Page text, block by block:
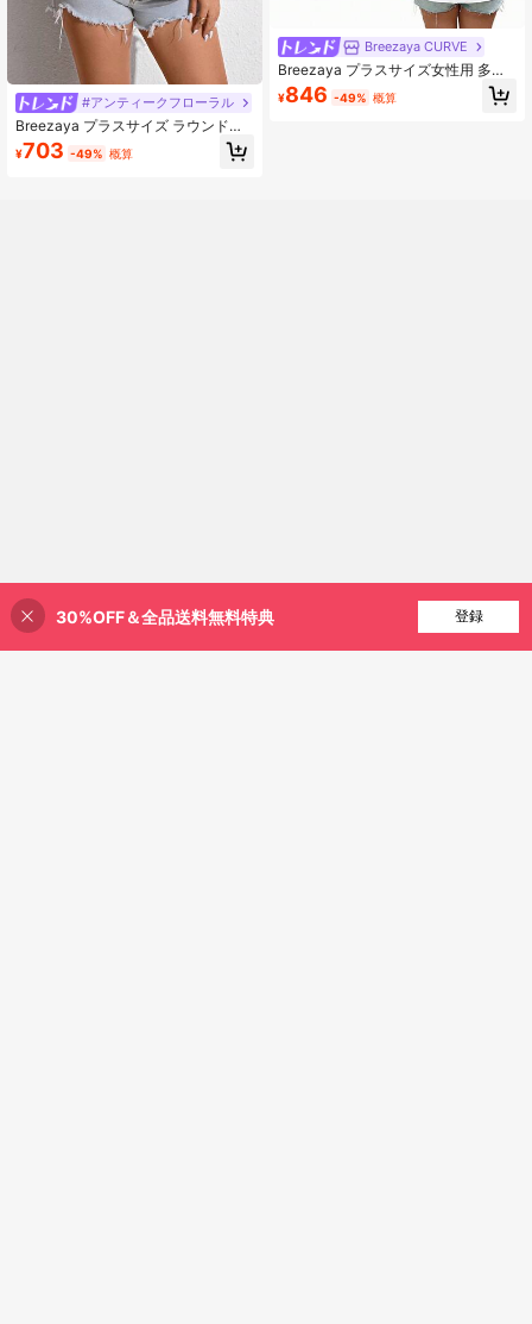
#アンティークフローラル
Breezaya プラスサイズ ラウンドネ
ック 半袖 カジュアル プリント ルー
ズプルオーバーシャツ
¥703 -49% 概算
Breezaya CURVE
Breezaya プラスサイズ女性用 多機
能 刺繍 フリル スプライス コントラ
ストカラー 半袖ブラウス
¥846 -49% 概算
51% 割引！
30%OFF＆全品送料無料特典 登録